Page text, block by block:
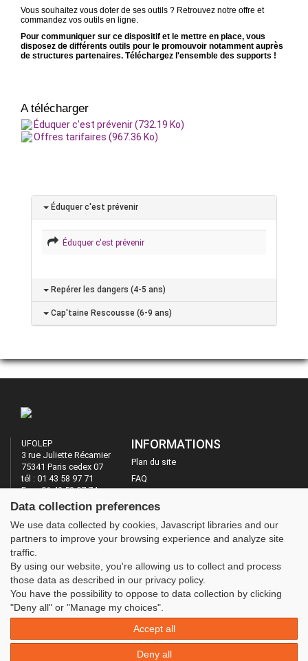
Vous souhaitez vous doter de ses outils ? Retrouvez notre offre et
commandez vos outils en ligne.
Pour communiquer sur ce dispositif et le mettre en place, vous
disposez de différents outils pour le promouvoir notamment auprès
de structures partenaires. Téléchargez l'ensemble des supports !
A télécharger
Éduquer c'est prévenir (732.19 Ko)
Offres tarifaires (967.36 Ko)
Éduquer c'est prévenir
Éduquer c'est prévenir
Repérer les dangers (4-5 ans)
Cap'taine Rescousse (6-9 ans)
UFOLEP
3 rue Juliette Récamier
75341 Paris cedex 07
tél : 01 43 58 97 71
Fax : 01 43 58 97 74
INFORMATIONS
Plan du site
FAQ
Administration
LES SITES DE L'UFOLEP
Guide Asso
Communication Asso
Inscriptions évènements
Data collection preferences
We use data collected by cookies, Javascript libraries and our
partners to improve your browsing experience and analyze site
traffic.
By using our website, you're allowing us to collect and process
those data as described in our privacy policy.
You have the possibility to oppose to data collection by clicking
"Deny all" or "Manage my choices".
Accept all
Deny all